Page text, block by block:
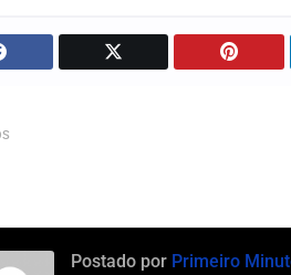
Postado por Primeiro